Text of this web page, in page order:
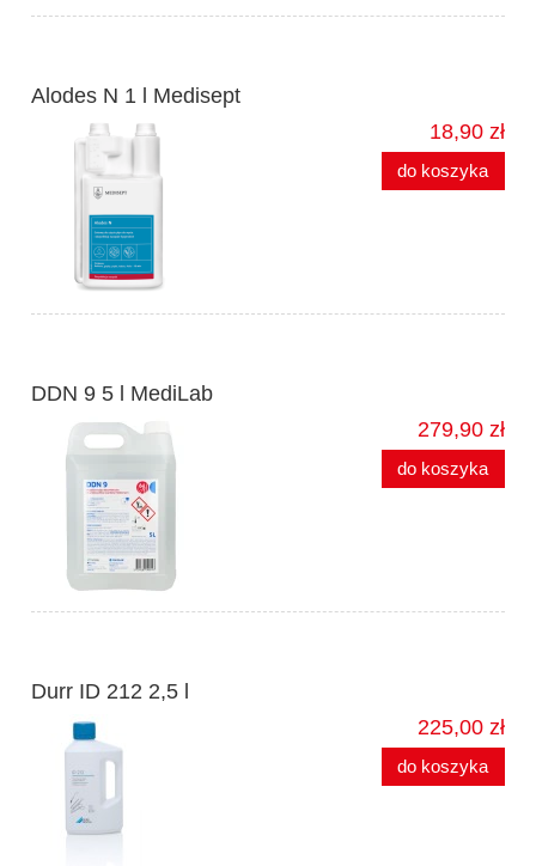
Alodes N 1 l Medisept
18,90 zł
do koszyka
DDN 9 5 l MediLab
279,90 zł
do koszyka
Durr ID 212 2,5 l
225,00 zł
do koszyka